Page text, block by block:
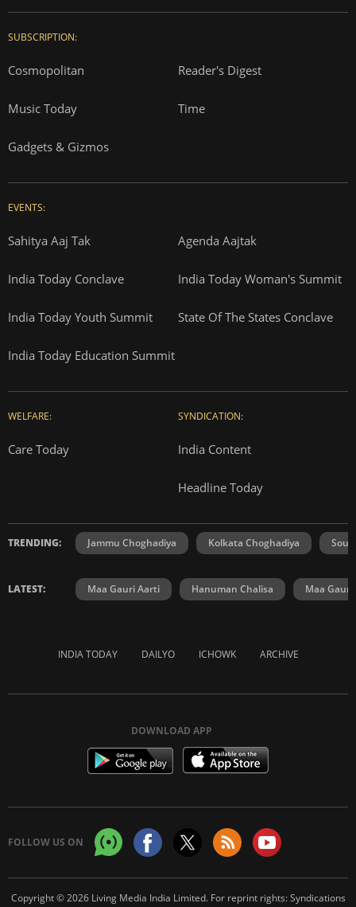
SUBSCRIPTION:
Cosmopolitan Reader's Digest
Music Today Time
Gadgets & Gizmos
EVENTS:
Sahitya Aaj Tak Agenda Aajtak
India Today Conclave India Today Woman's Summit
India Today Youth Summit State Of The States Conclave
India Today Education Summit
WELFARE:
Care Today
SYNDICATION:
India Content
Headline Today
TRENDING: Jammu Choghadiya Kolkata Choghadiya
LATEST: Maa Gauri Aarti Hanuman Chalisa Maa Gauri
INDIA TODAY DAILYO ICHOWK ARCHIVE
DOWNLOAD APP
FOLLOW US ON
Copyright © 2026 Living Media India Limited. For reprint rights:Syndications